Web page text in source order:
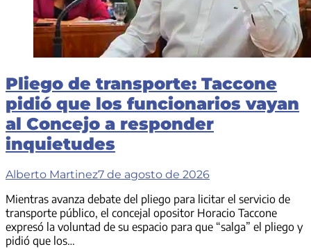
Pliego de transporte: Taccone
pidió que los funcionarios vayan
al Concejo a responder
inquietudes
Alberto Martinez7 de agosto de 2026
Mientras avanza debate del pliego para licitar el servicio de
transporte público, el concejal opositor Horacio Taccone
expresó la voluntad de su espacio para que “salga” el pliego y
pidió que los…